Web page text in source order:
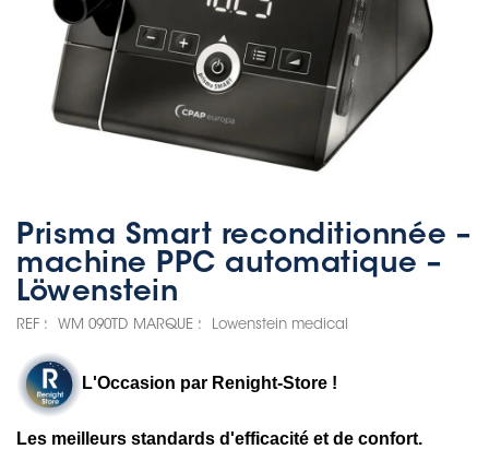
Prisma Smart reconditionnée –
machine PPC automatique –
Löwenstein
REF : WM 090TD MARQUE : Lowenstein medical
L'Occasion par Renight-Store !
Les meilleurs standards d'efficacité et de confort.